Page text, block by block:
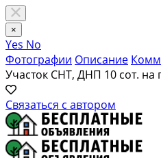
×
Yes No
Фотографии Описание
Участок СНТ, ДНП 10 сот.
Связаться с автором